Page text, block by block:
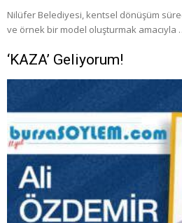
Nilüfer Belediyesi, kentsel dönüşüm
ve örnek bir model oluşturmak amacıyla
‘KAZA’ Geliyorum!